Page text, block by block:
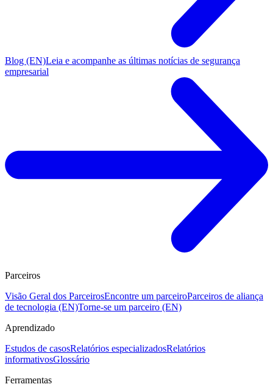
Blog (EN)Leia e acompanhe as últimas notícias de segurança
empresarial
Parceiros
Visão Geral dos ParceirosEncontre um parceiroParceiros de aliança
de tecnologia (EN)Torne-se um parceiro (EN)
Aprendizado
Estudos de casosRelatórios especializadosRelatórios
informativosGlossário
Ferramentas